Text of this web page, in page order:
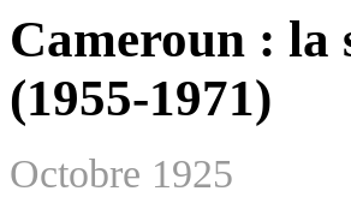
Cameroun : la
(1955-1971)
Octobre 1925